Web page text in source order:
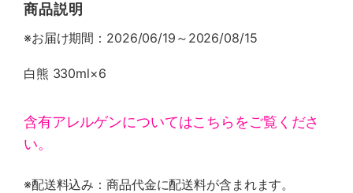
商品説明
※お届け期間：2026/06/19～2026/08/15
白熊 330ml×6
含有アレルゲンについてはこちらをご覧くださ
い。
※配送料込み：商品代金に配送料が含まれます。